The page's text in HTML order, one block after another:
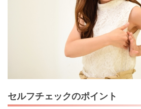
セルフチェックのポイント